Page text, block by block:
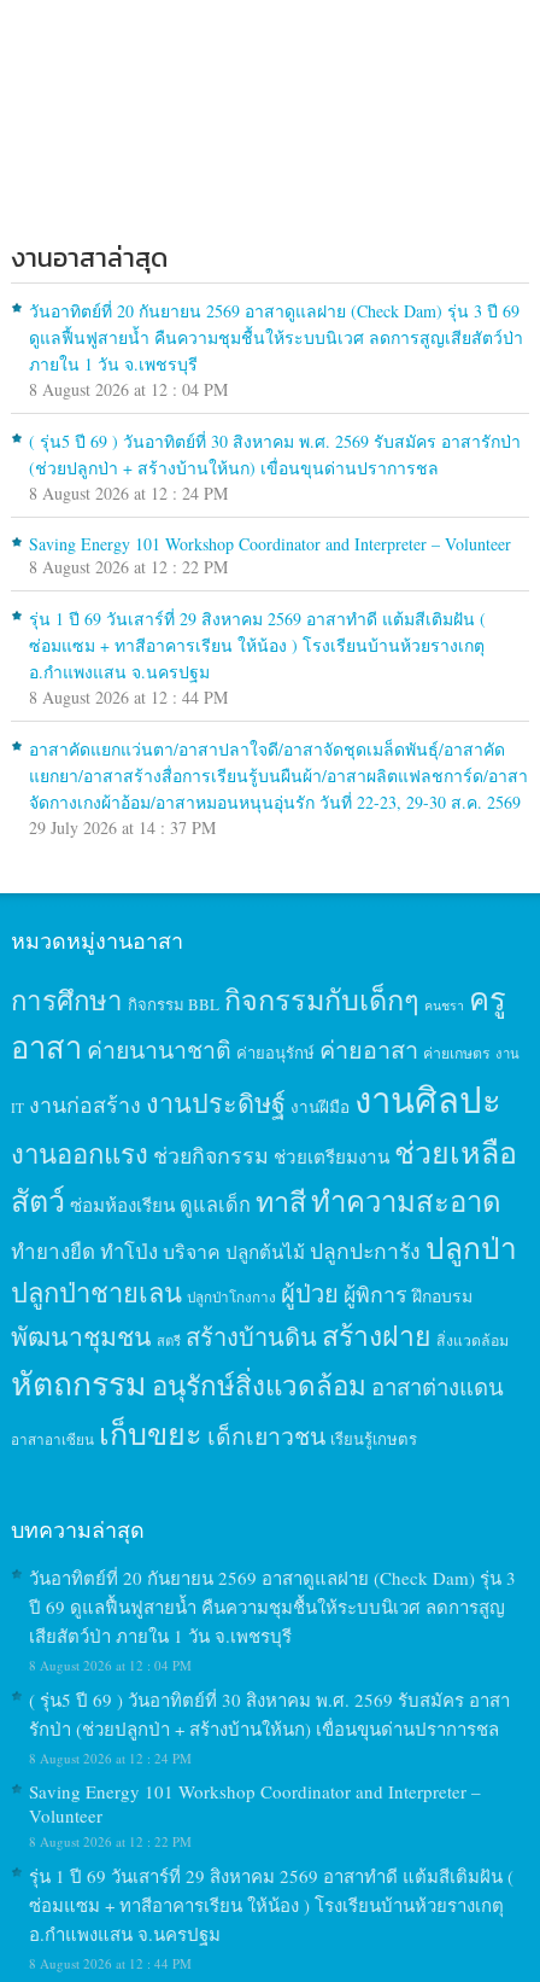
งานอาสาล่าสุด
วันอาทิตย์ที่ 20 กันยายน 2569 อาสาดูแลฝาย (Check Dam) รุ่น 3 ปี 69
ดูแลฟื้นฟูสายน้ำ คืนความชุมชื้นให้ระบบนิเวศ ลดการสูญเสียสัตว์ป่า
ภายใน 1 วัน จ.เพชรบุรี
8 August 2026 at 12 : 04 PM
( รุ่น5 ปี 69 ) วันอาทิตย์ที่ 30 สิงหาคม พ.ศ. 2569 รับสมัคร อาสารักป่า
(ช่วยปลูกป่า + สร้างบ้านให้นก) เขื่อนขุนด่านปราการชล
8 August 2026 at 12 : 24 PM
Saving Energy 101 Workshop Coordinator and Interpreter – Volunteer
8 August 2026 at 12 : 22 PM
รุ่น 1 ปี 69 วันเสาร์ที่ 29 สิงหาคม 2569 อาสาทำดี แต้มสีเติมฝัน (
ซ่อมแซม + ทาสีอาคารเรียน ให้น้อง ) โรงเรียนบ้านห้วยรางเกตุ
อ.กำแพงแสน จ.นครปฐม
8 August 2026 at 12 : 44 PM
อาสาคัดแยกแว่นตา/อาสาปลาใจดี/อาสาจัดชุดเมล็ดพันธุ์/อาสาคัด
แยกยา/อาสาสร้างสื่อการเรียนรู้บนผืนผ้า/อาสาผลิตแฟลชการ์ด/อาสา
จัดกางเกงผ้าอ้อม/อาสาหมอนหนุนอุ่นรัก วันที่ 22-23, 29-30 ส.ค. 2569
29 July 2026 at 14 : 37 PM
หมวดหมู่งานอาสา
การศึกษา กิจกรรม BBL กิจกรรมกับเด็กๆ คนชรา ครู
อาสา ค่ายนานาชาติ ค่ายอนุรักษ์ ค่ายอาสา ค่ายเกษตร งาน
IT งานก่อสร้าง งานประดิษฐ์ งานฝีมือ งานศิลปะ
งานออกแรง ช่วยกิจกรรม ช่วยเตรียมงาน ช่วยเหลือ
สัตว์ ซ่อมห้องเรียน ดูแลเด็ก ทาสีทำความสะอาด
ทำยางยืด ทำโป่ง บริจาค ปลูกต้นไม้ ปลูกปะการัง ปลูกป่า
ปลูกป่าชายเลน ปลูกป่าโกงกาง ผู้ป่วย ผู้พิการ ฝึกอบรม
พัฒนาชุมชน สตรี สร้างบ้านดินสร้างฝาย สิ่งแวดล้อม
หัตถกรรม อนุรักษ์สิ่งแวดล้อม อาสาต่างแดน
อาสาอาเซียน เก็บขยะ เด็กเยาวชน เรียนรู้เกษตร
บทความล่าสุด
วันอาทิตย์ที่ 20 กันยายน 2569 อาสาดูแลฝาย (Check Dam) รุ่น 3
ปี 69 ดูแลฟื้นฟูสายน้ำ คืนความชุมชื้นให้ระบบนิเวศ ลดการสูญ
เสียสัตว์ป่า ภายใน 1 วัน จ.เพชรบุรี
8 August 2026 at 12 : 04 PM
( รุ่น5 ปี 69 ) วันอาทิตย์ที่ 30 สิงหาคม พ.ศ. 2569 รับสมัคร อาสา
รักป่า (ช่วยปลูกป่า + สร้างบ้านให้นก) เขื่อนขุนด่านปราการชล
8 August 2026 at 12 : 24 PM
Saving Energy 101 Workshop Coordinator and Interpreter –
Volunteer
8 August 2026 at 12 : 22 PM
รุ่น 1 ปี 69 วันเสาร์ที่ 29 สิงหาคม 2569 อาสาทำดี แต้มสีเติมฝัน (
ซ่อมแซม + ทาสีอาคารเรียน ให้น้อง ) โรงเรียนบ้านห้วยรางเกตุ
อ.กำแพงแสน จ.นครปฐม
8 August 2026 at 12 : 44 PM